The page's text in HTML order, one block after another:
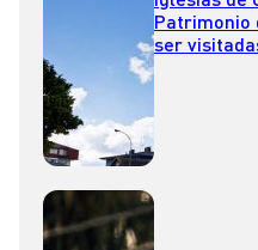
Patrimonio
ser